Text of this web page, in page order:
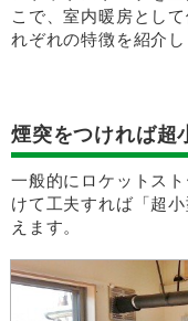
こで、室内暖房とし
れぞれの特徴を紹介し
煙突をつければ超
一般的にロケットス
けて工夫すれば「超
えます。